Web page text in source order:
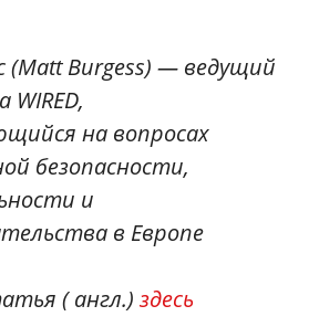
Burgess) — ведущий
на вопросах
безопасности,
и
в Европе
( англ.) здесь